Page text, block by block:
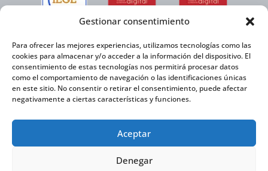
Gestionar consentimiento
Para ofrecer las mejores experiencias, utilizamos tecnologías como las
cookies para almacenar y/o acceder a la información del dispositivo. El
consentimiento de estas tecnologías nos permitirá procesar datos
como el comportamiento de navegación o las identificaciones únicas
en este sitio. No consentir o retirar el consentimiento, puede afectar
negativamente a ciertas características y funciones.
Aceptar
Denegar